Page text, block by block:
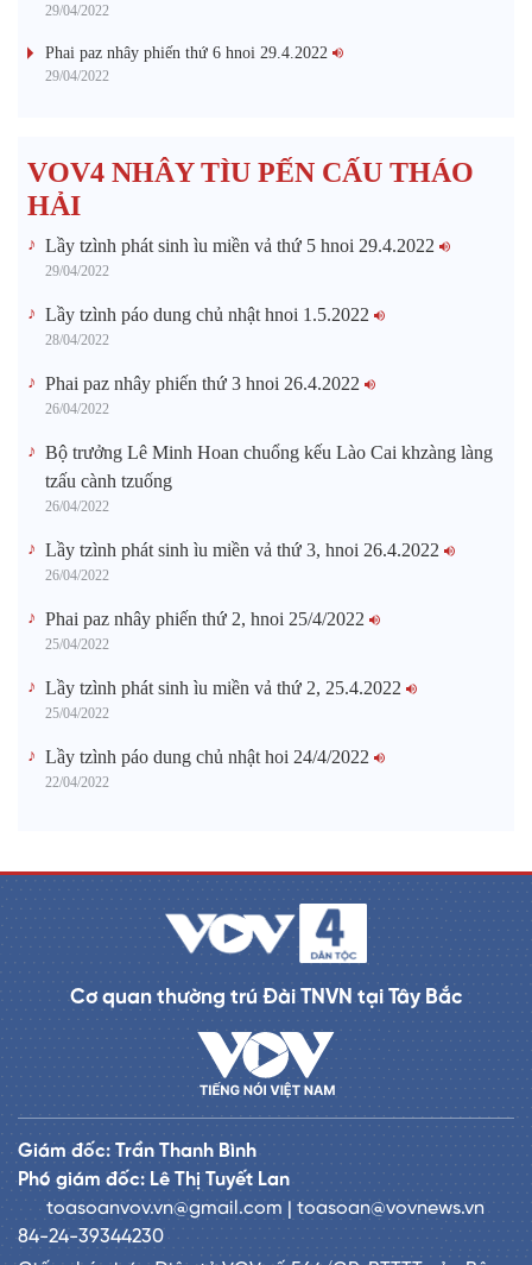
29/04/2022
Phai paz nhây phiến thứ 6 hnoi 29.4.2022
29/04/2022
VOV4 NHÂY TÌU PẾN CẤU THÁO
HẢI
Lầy tzình phát sinh ìu miền vả thứ 5 hnoi 29.4.2022
29/04/2022
Lầy tzình páo dung chủ nhật hnoi 1.5.2022
28/04/2022
Phai paz nhây phiến thứ 3 hnoi 26.4.2022
26/04/2022
Bộ trưởng Lê Minh Hoan chuổng kếu Lào Cai khzàng làng
tzấu cành tzuống​
26/04/2022
Lầy tzình phát sinh ìu miền vả thứ 3, hnoi 26.4.2022
26/04/2022
Phai paz nhây phiến thứ 2, hnoi 25/4/2022
25/04/2022
Lầy tzình phát sinh ìu miền vả thứ 2, 25.4.2022
25/04/2022
Lầy tzình páo dung chủ nhật hoi 24/4/2022
22/04/2022
Cơ quan thường trú Đài TNVN tại Tây Bắc
Giám đốc: Trần Thanh Bình
Phó giám đốc: Lê Thị Tuyết Lan
toasoanvov.vn@gmail.com | toasoan@vovnews.vn
84-24-39344230